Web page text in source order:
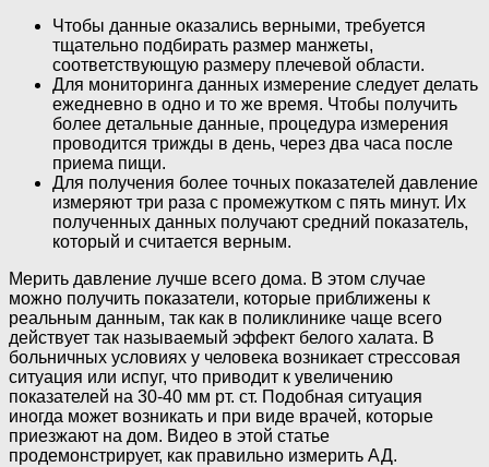
Чтобы данные оказались верными, требуется
тщательно подбирать размер манжеты,
соответствующую размеру плечевой области.
Для мониторинга данных измерение следует делать
ежедневно в одно и то же время. Чтобы получить
более детальные данные, процедура измерения
проводится трижды в день, через два часа после
приема пищи.
Для получения более точных показателей давление
измеряют три раза с промежутком с пять минут. Их
полученных данных получают средний показатель,
который и считается верным.
Мерить давление лучше всего дома. В этом случае
можно получить показатели, которые приближены к
реальным данным, так как в поликлинике чаще всего
действует так называемый эффект белого халата. В
больничных условиях у человека возникает стрессовая
ситуация или испуг, что приводит к увеличению
показателей на 30-40 мм рт. ст. Подобная ситуация
иногда может возникать и при виде врачей, которые
приезжают на дом. Видео в этой статье
продемонстрирует, как правильно измерить АД.